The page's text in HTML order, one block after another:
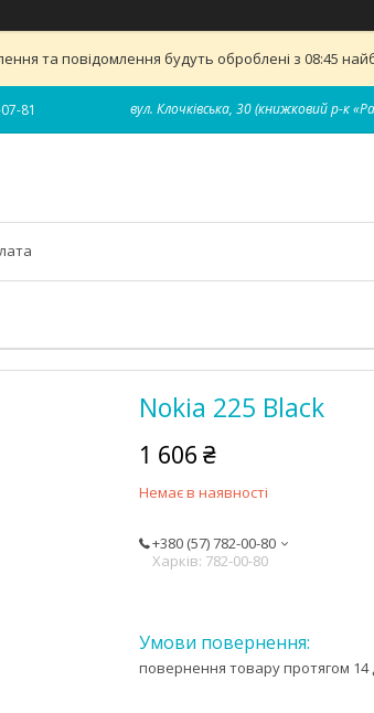
та повідомлення будуть оброблені з 08:45
81 вул. Клочківська, 30 (книжковий р-к
Nokia 225 Black
1 606 ₴
Немає в наявності
+380 (57) 782-00-80
Харків: 782-00-80
повернення товару протягом 14